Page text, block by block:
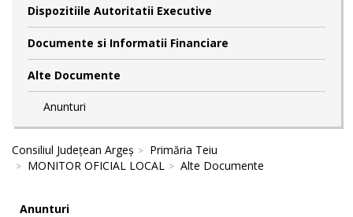
Dispozitiile Autoritatii Executive
Documente si Informatii Financiare
Alte Documente
Anunturi
Consiliul Județean Argeș
Primăria Teiu
MONITOR OFICIAL LOCAL
Alte Documente
Anunturi